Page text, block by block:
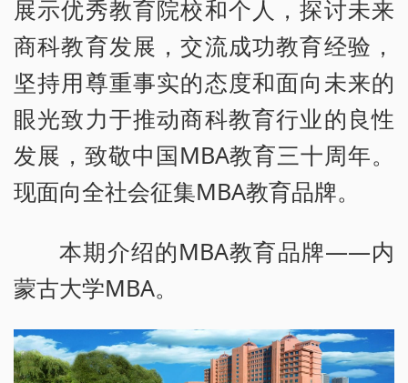
展示优秀教育院校和个人，探讨未来
商科教育发展，交流成功教育经验，
坚持用尊重事实的态度和面向未来的
眼光致力于推动商科教育行业的良性
发展，致敬中国MBA教育三十周年。
现面向全社会征集MBA教育品牌。
本期介绍的MBA教育品牌——内
蒙古大学MBA。